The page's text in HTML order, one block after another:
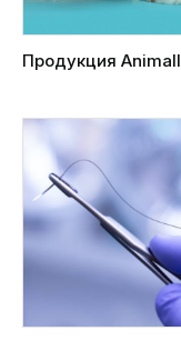
Продукция Animall